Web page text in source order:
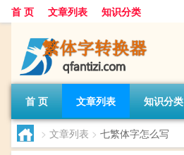
首 页 文章列表 知识分类
首 页 文章列表 知识分类
> 文章列表 > 七繁体字怎么写